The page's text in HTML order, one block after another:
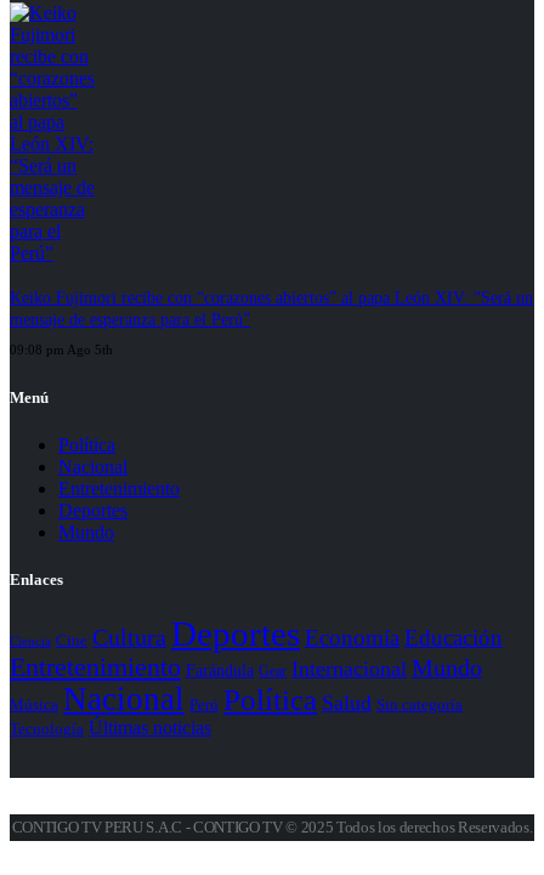
Keiko Fujimori recibe con “corazones abiertos” al papa León XIV: “Será un
mensaje de esperanza para el Perú”
09:08 pm Ago 5th
Menú
Política
Nacional
Entretenimiento
Deportes
Mundo
Enlaces
Ciencia Cine Cultura DeportesEconomía Educación
Entretenimiento Farándula Gear Internacional Mundo
Música Nacional Perú Política Salud Sin categoría
Tecnología Últimas noticias
CONTIGO TV PERU S.A.C - CONTIGO TV © 2025 Todos los derechos Reservados.